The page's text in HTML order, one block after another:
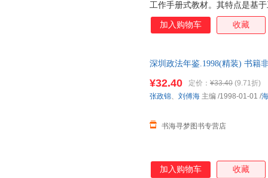
工作手册式教材。其特点是基
等级要求，引入家具企业典型
线，设计“模块一项目一工作
1.chaoxing.com/course/
个教学视频、动画演示、教学
的素质目标、知识目标与能力
接家具设计师岗位需求，具有
加入购物车 收藏
深圳政法年鉴.1998(精装) 书籍
¥32.40 定价： ¥33.40 (9.71折)
书海寻梦图书专营店
张政锦、 刘傅海 主编 /1998-01-01 /
加入购物车 收藏